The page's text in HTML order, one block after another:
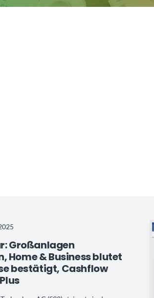
Großanlagen
Home & Business blutet
bestätigt, Cashflow